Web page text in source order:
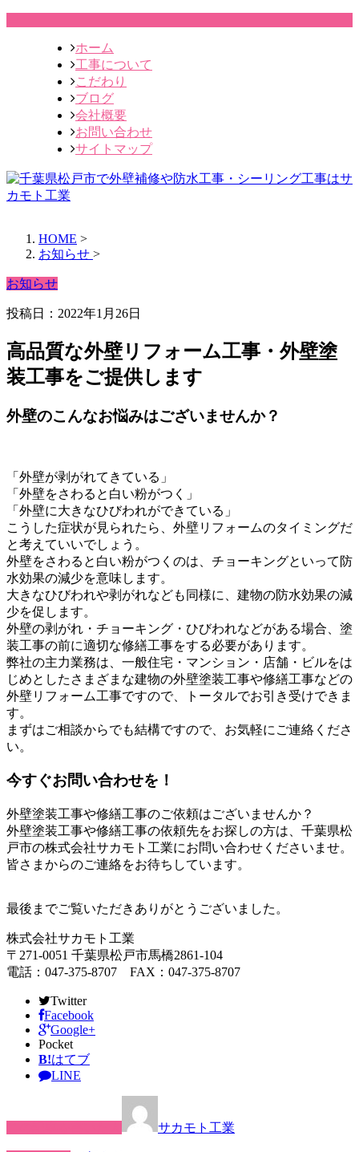
ホーム
工事について
こだわり
ブログ
会社概要
お問い合わせ
サイトマップ
HOME >
お知らせ >
お知らせ
投稿日：2022年1月26日
高品質な外壁リフォーム工事・外壁塗
装工事をご提供します
外壁のこんなお悩みはございませんか？
「外壁が剥がれてきている」
「外壁をさわると白い粉がつく」
「外壁に大きなひびわれができている」
こうした症状が見られたら、外壁リフォームのタイミングだ
と考えていいでしょう。
外壁をさわると白い粉がつくのは、チョーキングといって防
水効果の減少を意味します。
大きなひびわれや剥がれなども同様に、建物の防水効果の減
少を促します。
外壁の剥がれ・チョーキング・ひびわれなどがある場合、塗
装工事の前に適切な修繕工事をする必要があります。
弊社の主力業務は、一般住宅・マンション・店舗・ビルをは
じめとしたさまざまな建物の外壁塗装工事や修繕工事などの
外壁リフォーム工事ですので、トータルでお引き受けできま
す。
まずはご相談からでも結構ですので、お気軽にご連絡くださ
い。
今すぐお問い合わせを！
外壁塗装工事や修繕工事のご依頼はございませんか？
外壁塗装工事や修繕工事の依頼先をお探しの方は、千葉県松
戸市の株式会社サカモト工業にお問い合わせくださいませ。
皆さまからのご連絡をお待ちしています。
最後までご覧いただきありがとうございました。
株式会社サカモト工業
〒271-0051 千葉県松戸市馬橋2861-104
電話：047-375-8707 FAX：047-375-8707
Twitter
Facebook
Google+
Pocket
B!はてブ
LINE
サカモト工業